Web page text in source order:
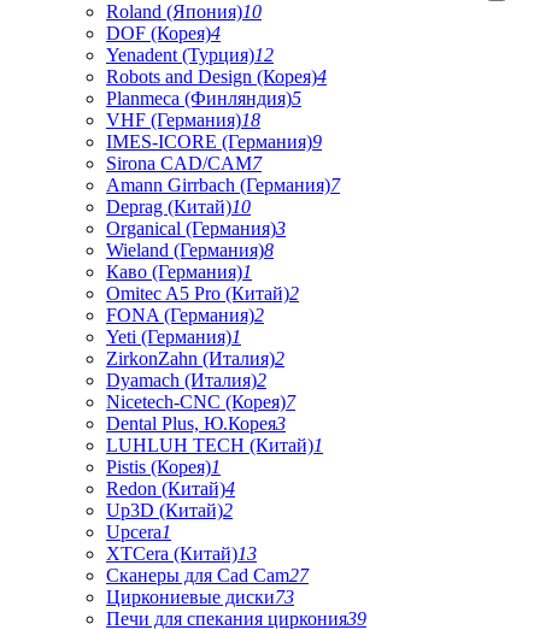
Roland (Япония)10
DOF (Корея)4
Yenadent (Турция)12
Robots and Design (Корея)4
Planmeca (Финляндия)5
VHF (Германия)18
IMES-ICORE (Германия)9
Sirona CAD/CAM7
Amann Girrbach (Германия)7
Deprag (Китай)10
Organical (Германия)3
Wieland (Германия)8
Каво (Германия)1
Omitec A5 Pro (Китай)2
FONA (Германия)2
Yeti (Германия)1
ZirkonZahn (Италия)2
Dyamach (Италия)2
Nicetech-CNC (Корея)7
Dental Plus, Ю.Корея3
LUHLUH TECH (Китай)1
Pistis (Корея)1
Redon (Китай)4
Up3D (Китай)2
Upcera1
XTCera (Китай)13
Сканеры для Cad Cam27
Циркониевые диски73
Печи для спекания циркония39